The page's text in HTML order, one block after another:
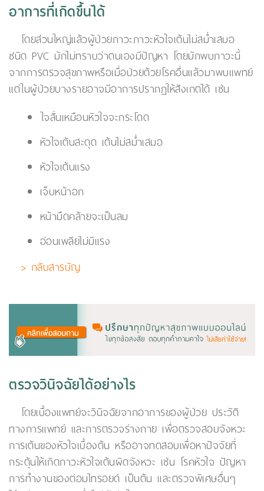
อาการที่เกิดขึ้นได้
โดยส่วนใหญ่แล้วผู้ป่วยภาวะภาวะหัวใจเต้นไม่สม่ำเสมอ
ชนิด PVC มักไม่ทราบว่าตนเองมีปัญหา โดยมักพบภาวะนี้
จากการตรวจสุขภาพหรือเมื่อป่วยด้วยโรคอื่นแล้วมาพบแพทย์
แต่ในผู้ป่วยบางรายอาจมีอาการปรากฏให้สังเกตได้ เช่น
ใจสั่นเหมือนหัวใจจะกระโดด
หัวใจเต้นสะดุด เต้นไม่สม่ำเสมอ
หัวใจเต้นแรง
เจ็บหน้าอก
หน้ามืดคล้ายจะเป็นลม
อ่อนเพลียไม่มีแรง
> กลับสารบัญ
ตรวจวินิจฉัยได้อย่างไร
โดยเบื้องแพทย์จะวินิจฉัยจากอาการของผู้ป่วย ประวัติ
ทางการแพทย์ และการตรวจร่างกาย เพื่อตรวจสอบจังหวะ
การเต้นของหัวใจเบื้องต้น หรืออาจทดสอบเพื่อหาปัจจัยที่
กระตุ้นให้เกิดภาวะหัวใจเต้นผิดจังหวะ เช่น โรคหัวใจ ปัญหา
การทำงานของต่อมไทรอยด์ เป็นต้น และตรวจพิเศษอื่นๆ